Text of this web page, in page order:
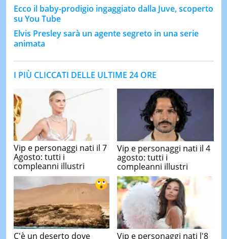
Ecco il baby-prodigio ingaggiato dalla Juve, scoperto
su You Tube
Elvis Presley sarà un agente segreto in una serie
animata
I PIÙ CLICCATI DELLE ULTIME 24 ORE
Vip e personaggi nati il 7
Agosto: tutti i
compleanni illustri
Vip e personaggi nati il 4
agosto: tutti i
compleanni illustri
C'è un deserto dove Vip e personaggi nati l'8